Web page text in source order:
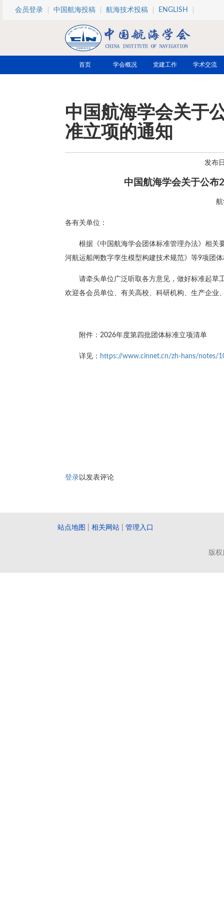
跳转到主要内容
会员登录 中国航海投稿 航海技术投稿 ENGLISH
首页 学会概况 党建工作 学术交流
中国航海学会关于
准立项的通知
发布
中国航海学会关于公布
各有关单位：
根据《中国航海学会团体标准管理办法》相关
河航运船闸数字孪生模型构建技术规范》等9项团
请牵头单位广泛听取各方意见，做好标准起草
欢迎各会员单位、有关高校、科研机构、生产企业
附件：2026年度第四批团体标准立项清单
详见： https://www.cinnet.cn/zh-hans/notes/
登录以发表评论
站点地图 相关网站 管理入口
版